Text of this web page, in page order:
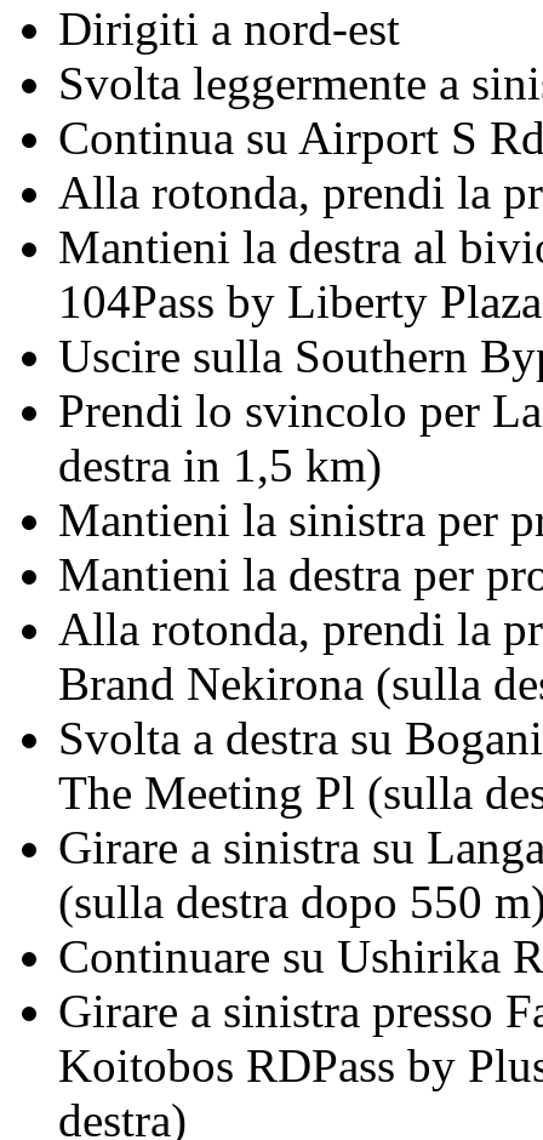
Dirigiti a nord-est
Svolta leggermente a
Continua su Airport S
Alla rotonda, prendi la
Mantieni la destra al
104Pass by Liberty
Uscire sulla Southern
Prendi lo svincolo per
destra in 1,5 km)
Mantieni la sinistra per
Mantieni la destra per
Alla rotonda, prendi la
Brand Nekirona (sulla
Svolta a destra su
The Meeting Pl (sulla
Girare a sinistra su
(sulla destra dopo 550
Continuare su Ushirika
Girare a sinistra presso
Koitobos RDPass by
destra)